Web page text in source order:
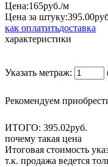
Цена:165руб./м
Цена за штуку:395.00
как оплатитьдоставка
характеристики
Указать метраж:
Рекомендуем
ИТОГО: 395.02руб.
почему такая цена
Итоговая стоимость
т.к. продажа ведется